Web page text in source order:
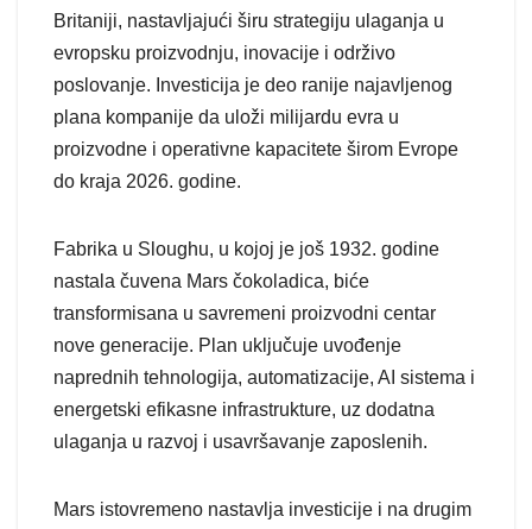
Britaniji, nastavljajući širu strategiju ulaganja u
evropsku proizvodnju, inovacije i održivo
poslovanje. Investicija je deo ranije najavljenog
plana kompanije da uloži milijardu evra u
proizvodne i operativne kapacitete širom Evrope
do kraja 2026. godine.
Fabrika u Sloughu, u kojoj je još 1932. godine
nastala čuvena Mars čokoladica, biće
transformisana u savremeni proizvodni centar
nove generacije. Plan uključuje uvođenje
naprednih tehnologija, automatizacije, AI sistema i
energetski efikasne infrastrukture, uz dodatna
ulaganja u razvoj i usavršavanje zaposlenih.
Mars istovremeno nastavlja investicije i na drugim